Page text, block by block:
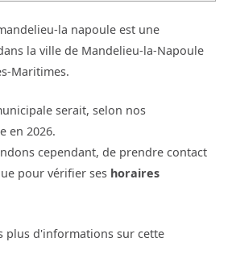
la napoule est une
la ville de Mandelieu-la-Napoule
Maritimes.
serait, selon nos
en 2026.
cependant, de prendre contact
pour vérifier ses horaires
plus d'informations sur cette